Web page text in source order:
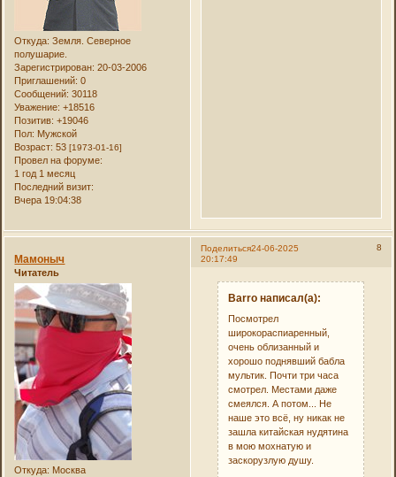
Откуда: Земля. Северное
полушарие.
Зарегистрирован: 20-03-2006
Приглашений: 0
Сообщений: 30118
Уважение: +18516
Позитив: +19046
Пол: Мужской
Возраст: 53[1973-01-16]
Провел на форуме:
1 год 1 месяц
Последний визит:
Вчера 19:04:38
Поделиться 8
24-06-2025
20:17:49
Мамоныч
Читатель
Откуда: Москва
Barro написал(а):
Посмотрел
широкораспиаренный,
очень облизанный и
хорошо поднявший бабла
мультик. Почти три часа
смотрел. Местами даже
смеялся. А потом... Не
наше это всё, ну никак не
зашла китайская нудятина
в мою мохнатую и
заскорузлую душу.